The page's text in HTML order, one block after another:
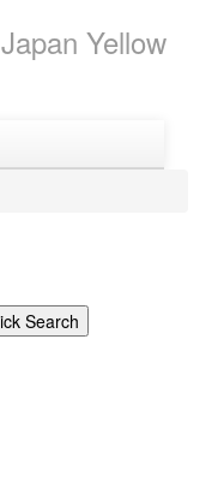
Japan Yellow